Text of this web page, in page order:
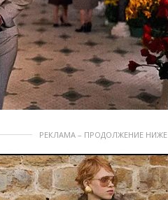
РЕКЛАМА – ПРОДОЛЖЕНИЕ НИЖЕ